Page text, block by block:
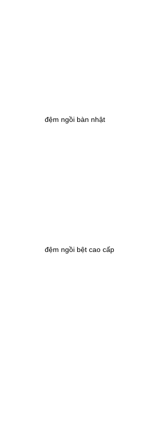
đệm ngồi bàn nhật
đệm ngồi bệt cao cấp